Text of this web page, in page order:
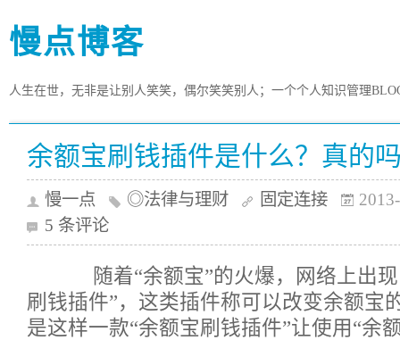
慢点博客
人生在世，无非是让别人笑笑，偶尔笑笑别人；一个个人知识管理
余额宝刷钱插件是什么？真的
慢一点 ◎法律与理财 固定连接
5 条评论
随着“余额宝”的火爆，网络上出现
刷钱插件”，这类插件称可以改变余额宝
是这样一款“余额宝刷钱插件”让使用“余